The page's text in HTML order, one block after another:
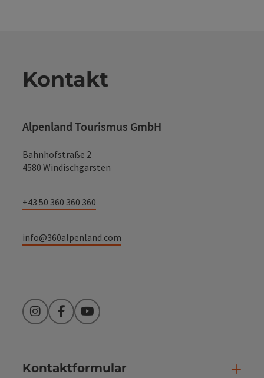
Kontakt
Alpenland Tourismus GmbH
Bahnhofstraße 2
4580 Windischgarsten
+43 50 360 360 360
info@360alpenland.com
InstagramFacebookYouTube
Kontaktformular